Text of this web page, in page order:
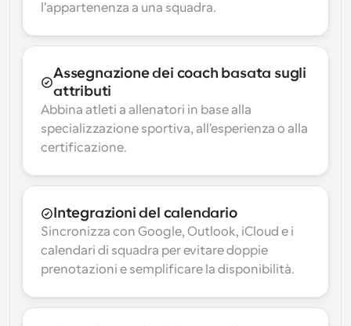
l'appartenenza a una squadra.
Assegnazione dei coach basata sugli
attributi
Abbina atleti a allenatori in base alla
specializzazione sportiva, all'esperienza o alla
certificazione.
Integrazioni del calendario
Sincronizza con Google, Outlook, iCloud e i
calendari di squadra per evitare doppie
prenotazioni e semplificare la disponibilità.